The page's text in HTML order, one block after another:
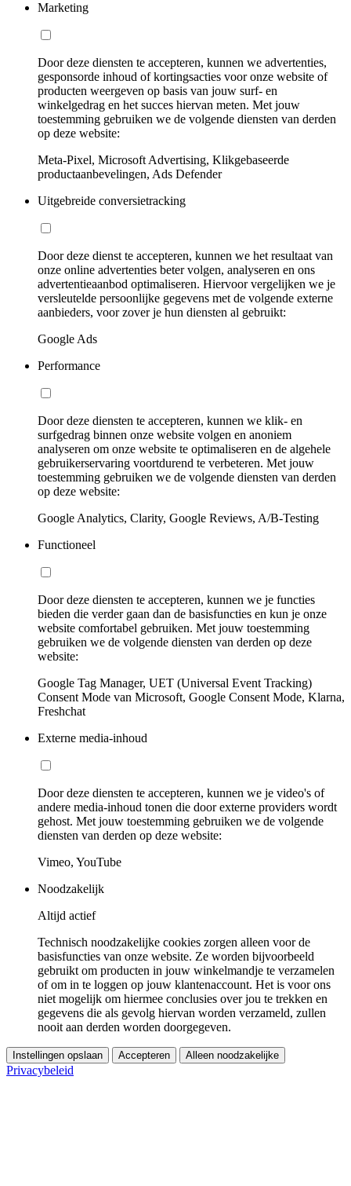
Marketing
Door deze diensten te accepteren, kunnen we advertenties,
gesponsorde inhoud of kortingsacties voor onze website of
producten weergeven op basis van jouw surf- en
winkelgedrag en het succes hiervan meten. Met jouw
toestemming gebruiken we de volgende diensten van derden
op deze website:
Meta-Pixel, Microsoft Advertising, Klikgebaseerde
productaanbevelingen, Ads Defender
Uitgebreide conversietracking
Door deze dienst te accepteren, kunnen we het resultaat van
onze online advertenties beter volgen, analyseren en ons
advertentieaanbod optimaliseren. Hiervoor vergelijken we je
versleutelde persoonlijke gegevens met de volgende externe
aanbieders, voor zover je hun diensten al gebruikt:
Google Ads
Performance
Door deze diensten te accepteren, kunnen we klik- en
surfgedrag binnen onze website volgen en anoniem
analyseren om onze website te optimaliseren en de algehele
gebruikerservaring voortdurend te verbeteren. Met jouw
toestemming gebruiken we de volgende diensten van derden
op deze website:
Google Analytics, Clarity, Google Reviews, A/B-Testing
Functioneel
Door deze diensten te accepteren, kunnen we je functies
bieden die verder gaan dan de basisfuncties en kun je onze
website comfortabel gebruiken. Met jouw toestemming
gebruiken we de volgende diensten van derden op deze
website:
Google Tag Manager, UET (Universal Event Tracking)
Consent Mode van Microsoft, Google Consent Mode, Klarna,
Freshchat
Externe media-inhoud
Door deze diensten te accepteren, kunnen we je video's of
andere media-inhoud tonen die door externe providers wordt
gehost. Met jouw toestemming gebruiken we de volgende
diensten van derden op deze website:
Vimeo, YouTube
Noodzakelijk
Altijd actief
Technisch noodzakelijke cookies zorgen alleen voor de
basisfuncties van onze website. Ze worden bijvoorbeeld
gebruikt om producten in jouw winkelmandje te verzamelen
of om in te loggen op jouw klantenaccount. Het is voor ons
niet mogelijk om hiermee conclusies over jou te trekken en
gegevens die als gevolg hiervan worden verzameld, zullen
nooit aan derden worden doorgegeven.
Instellingen opslaan Accepteren Alleen noodzakelijke
Privacybeleid